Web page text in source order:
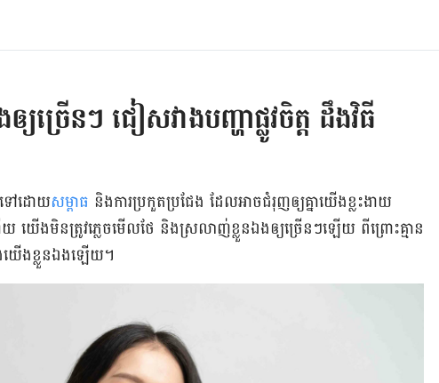
ច្រើនៗ ជៀសវាងបញ្ហាផ្លូវចិត្ត ដឹងវិធី
ទៅ​ដោយ​សម្ពាធ និង​ការ​ប្រកួតប្រជែង ដែល​អាច​​ជំរុញ​ឲ្យ​គ្នា​យើង​ខ្លះ​​ងាយ​
យ យើង​មិន​​ត្រូវ​ភ្លេច​​មើល​ថែ និង​ស្រលាញ់​ខ្លួន​ឯង​ឲ្យ​ច្រើន​ៗ​ឡើយ ពីព្រោះ​​​គ្មាន​
ើង​ខ្លួន​ឯង​ឡើយ។